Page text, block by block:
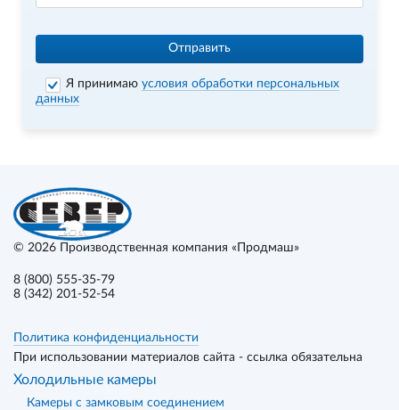
Отправить
Я принимаюусловия обработки персональных
данных
© 2026 Производственная компания «Продмаш»
8 (800) 555-35-79
8 (342) 201-52-54
Политика конфиденциальности
При использовании материалов сайта - ссылка обязательна
Холодильные камеры
Камеры с замковым соединением